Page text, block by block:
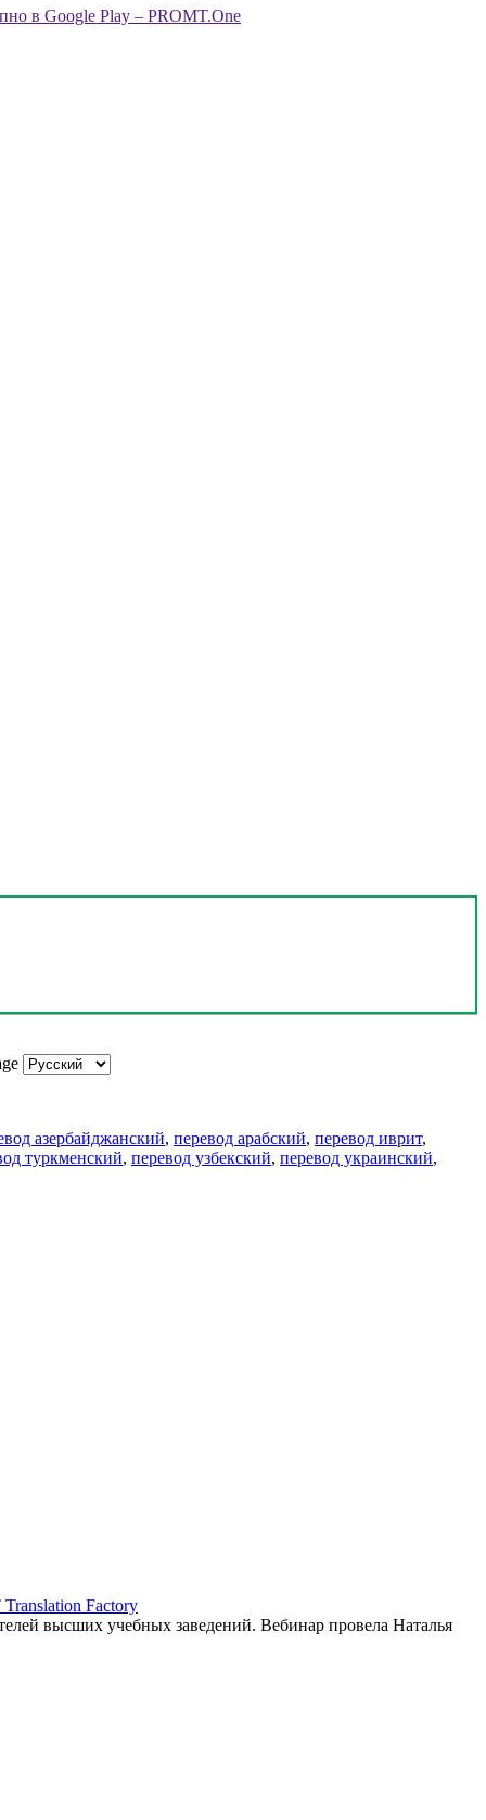
азербайджанский, перевод арабский, перевод иврит,
туркменский, перевод узбекский, перевод украинский,
Factory
высших учебных заведений. Вебинар провела Наталья